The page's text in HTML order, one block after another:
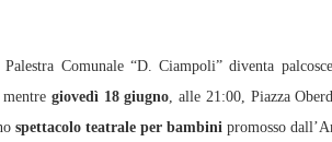
Comunale “D. Ciampoli” diventa
giovedì 18 giugno, alle 21:00, Piazza
spettacolo teatrale per bambini promosso